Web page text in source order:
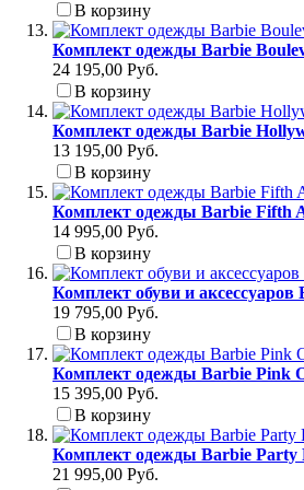
В корзину
Комплект одежды Barbie
24 195,00 Руб.
В корзину
Комплект одежды Barbie
13 195,00 Руб.
В корзину
Комплект одежды Barbie Fifth
14 995,00 Руб.
В корзину
Комплект обуви и
19 795,00 Руб.
В корзину
Комплект одежды Barbie Pink
15 395,00 Руб.
В корзину
Комплект одежды Barbie Party
21 995,00 Руб.